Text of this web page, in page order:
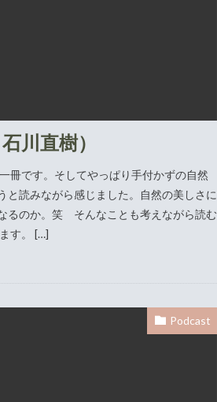
川直樹）
冊です。そしてやっぱり手付かずの自然
読みながら感じました。自然の美しさに
るのか。笑 そんなことも考えながら読む
す。 […]
Podcast